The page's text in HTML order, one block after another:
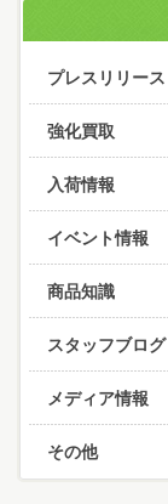
プレスリリース
強化買取
入荷情報
イベント情報
商品知識
スタッフブログ
メディア情報
その他